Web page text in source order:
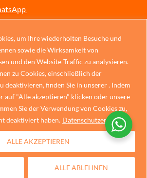
um Ihre wiederholten Besuche und
sowie die Wirksamkeit von
und den Website-Traffic zu analysieren.
zu Cookies, einschließlich der
deaktivieren, finden Sie in unserer . Indem
auf "Alle akzeptieren" klicken oder unsere
Sie der Verwendung von Cookies zu,
deaktiviert haben. Datenschutzerklärung
ALLE ABLEHNEN
ALLE AKZEPTIEREN
10:00–17:00 Uhr
English
French
Spanish
Portuguese
Italian
Chinese